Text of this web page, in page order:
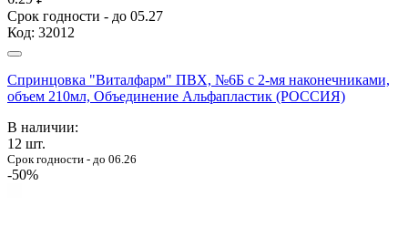
Срок годности - до 05.27
Код: 32012
Спринцовка "Виталфарм" ПВХ, №6Б с 2-мя наконечниками,
объем 210мл, Объединение Альфапластик (РОССИЯ)
В наличии:
12 шт.
Срок годности - до 06.26
-50%